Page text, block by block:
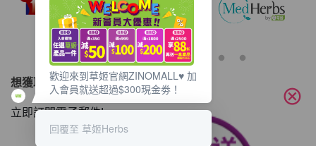
想獲取最新的優惠資訊？
立即訂閱電子郵件!
cancel
歡迎來到草姬官網ZINOMALL♥️ 加
入會員就送超過$300現金劵！
回覆至 草姬Herbs